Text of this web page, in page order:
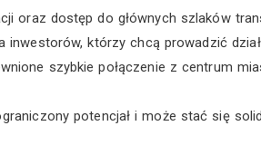
oraz dostęp do głównych szlaków
inwestorów, którzy chcą prowadzić
szybkie połączenie z centrum
potencjał i może stać się